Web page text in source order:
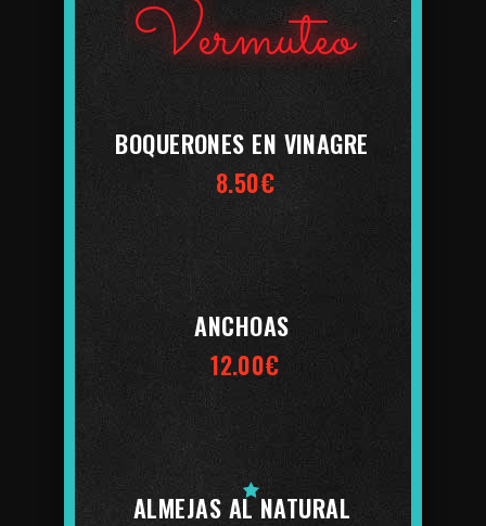
Vermuteo
BOQUERONES EN VINAGRE
8.50€
ANCHOAS
12.00€
ALMEJAS AL NATURAL